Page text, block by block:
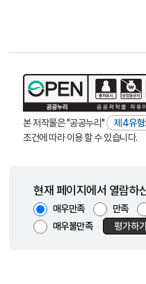
본 저작물은 "공공누리"
제4유형
조건에 따라 이용 할 수 있습니다.
현재 페이지에서 열람하
매우만족 만족
매우불만족
평가하기